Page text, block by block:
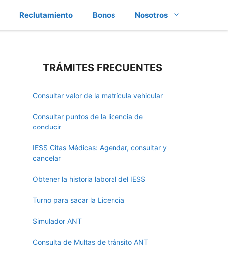
Reclutamiento Bonos Nosotros
TRÁMITES FRECUENTES
Consultar valor de la matrícula vehicular
Consultar puntos de la licencia de
conducir
IESS Citas Médicas: Agendar, consultar y
cancelar
Obtener la historia laboral del IESS
Turno para sacar la Licencia
Simulador ANT
Consulta de Multas de tránsito ANT